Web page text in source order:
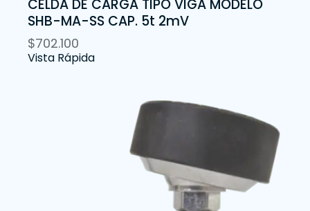
CELDA DE CARGA TIPO VIGA MODELO
SHB-MA-SS CAP. 5t 2mV
$702.100
Vista Rápida